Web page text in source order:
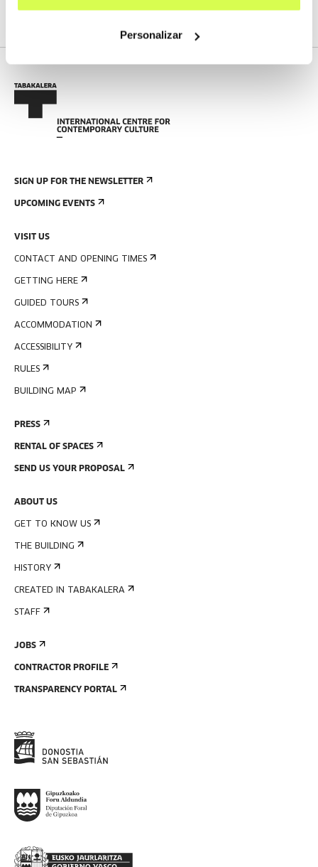
Personalizar
SEE FULL PROGRAM
SIGN UP FOR THE NEWSLETTER
UPCOMING EVENTS
VISIT US
CONTACT AND OPENING TIMES
GETTING HERE
GUIDED TOURS
ACCOMMODATION
ACCESSIBILITY
RULES
BUILDING MAP
PRESS
RENTAL OF SPACES
SEND US YOUR PROPOSAL
ABOUT US
GET TO KNOW US
THE BUILDING
HISTORY
CREATED IN TABAKALERA
STAFF
JOBS
CONTRACTOR PROFILE
TRANSPARENCY PORTAL